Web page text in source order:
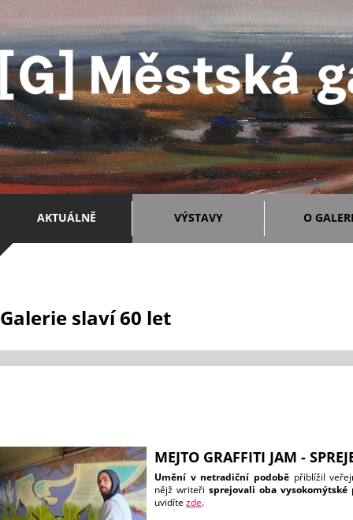
AKTUÁLNĚ VÝSTAVY O
Galerie slaví 60 let
MEJTO GRAFFITI JAM -
Umění v netradiční podobě přiblížil
nějž writeři sprejovali oba vysokomýtské
uvidíte zde.